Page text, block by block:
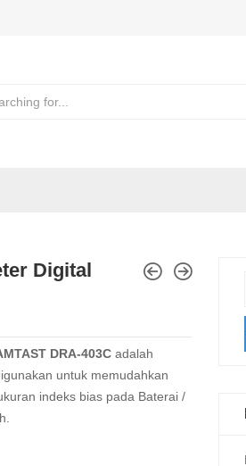
Digital
DRA-403C adalah
untuk memudahkan
indeks bias pada Baterai /